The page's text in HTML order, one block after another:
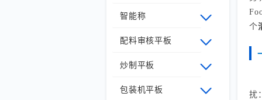
个
扰
智能称
配料审核平板
炒制平板
包装机平板